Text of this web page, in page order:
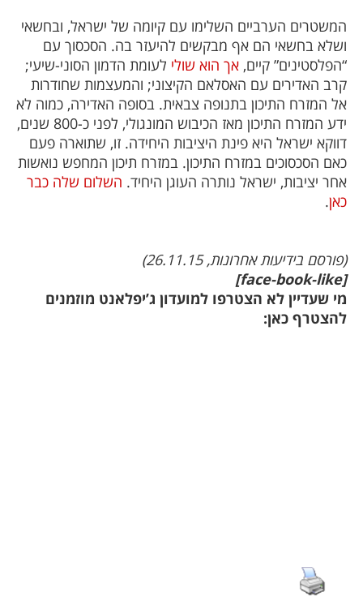
המשטרים הערביים השלימו עם קיומה של ישראל, ובחשאי
ושלא בחשאי הם אף מבקשים להיעזר בה. הסכסוך עם
“הפלסטינים” קיים, אך הוא שולי לעומת הדמון הסוני-שיעי;
קרב האדירים עם האסלאם הקיצוני; והמעצמות שחודרות
אל המזרח התיכון בתנופה צבאית. בסופה האדירה, כמוה לא
ידע המזרח התיכון מאז הכיבוש המונגולי, לפני כ-800 שנים,
דווקא ישראל היא פינת היציבות היחידה. זו, שתוארה פעם
כאם הסכסוכים במזרח התיכון. במזרח תיכון המחפש נואשות
אחר יציבות, ישראל נותרה העוגן היחיד. השלום שלה כבר
כאן.
(פורסם בידיעות אחרונות, 26.11.15)
[face-book-like]
מי שעדיין לא הצטרפו למועדון ג’יפלאנט מוזמנים
להצטרף כאן: